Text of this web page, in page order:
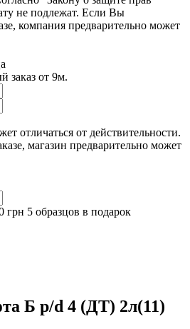
не подлежат. Если Вы
компания предварительно может
заказ от 9м.
отличаться от действительности.
магазин предварительно может
грн 5 образцов в подарок
Б p/d 4 (ДТ) 2л(11)